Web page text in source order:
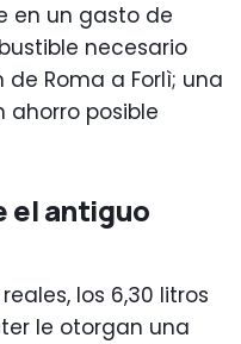
en un gasto de
necesario
Roma a Forlì; una
posible
el antiguo
los 6,30 litros
le otorgan una